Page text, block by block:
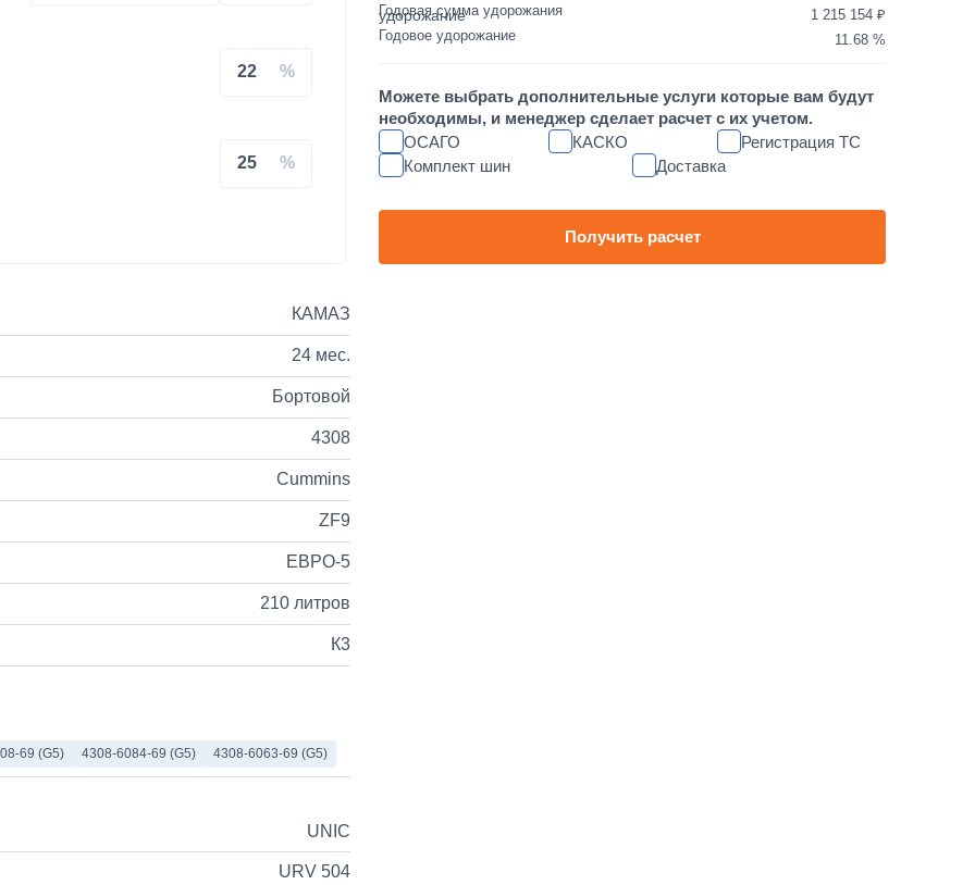
кузова 10 000 1 день
салоном
60 000 1 день
80 000
22
25
Годовая сумма удорожания
1 215 154
Годовое удорожание
11.68
Можете выбрать дополнительные услуги которые вам будут
необходимы, и менеджер сделает расчет с их учетом.
ОСАГО
КАСКО
Регистрация ТС
Комплект шин
Доставка
Получить расчет
КАМАЗ
24 мес.
Бортовой
4308
Cummins
ZF9
ЕВРО-5
210 литров
К3
69 (G5) 4308-6084-69 (G5) 4308-6063-69 (G5)
UNIC
URV 504